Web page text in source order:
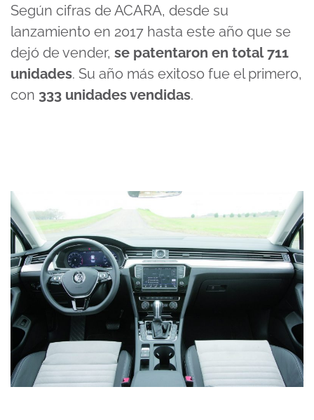
Según cifras de ACARA, desde su
lanzamiento en 2017 hasta este año que se
dejó de vender, se patentaron en total 711
unidades. Su año más exitoso fue el primero,
con 333 unidades vendidas.